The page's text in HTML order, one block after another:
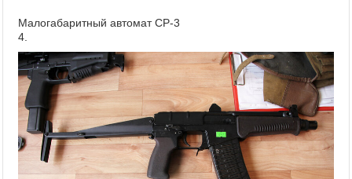
Малогабаритный автомат СР-3
4.